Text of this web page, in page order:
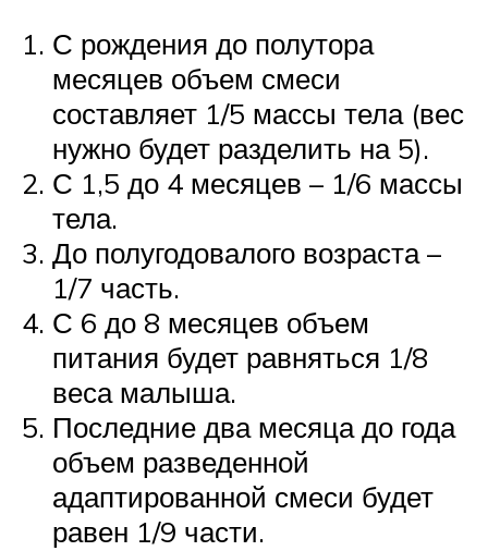
С рождения до полутора
месяцев объем смеси
составляет 1/5 массы тела (вес
нужно будет разделить на 5).
С 1,5 до 4 месяцев – 1/6 массы
тела.
До полугодовалого возраста –
1/7 часть.
С 6 до 8 месяцев объем
питания будет равняться 1/8
веса малыша.
Последние два месяца до года
объем разведенной
адаптированной смеси будет
равен 1/9 части.